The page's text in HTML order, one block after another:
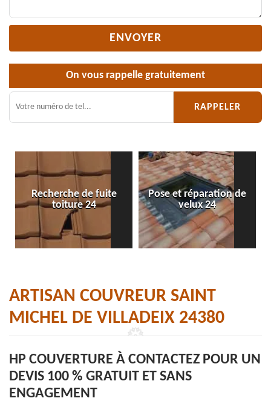
On vous rappelle gratuitement
Recherche de fuite
toiture 24
Pose et réparation de
velux 24
ARTISAN COUVREUR SAINT
MICHEL DE VILLADEIX 24380
HP COUVERTURE À CONTACTEZ POUR UN
DEVIS 100 % GRATUIT ET SANS
ENGAGEMENT